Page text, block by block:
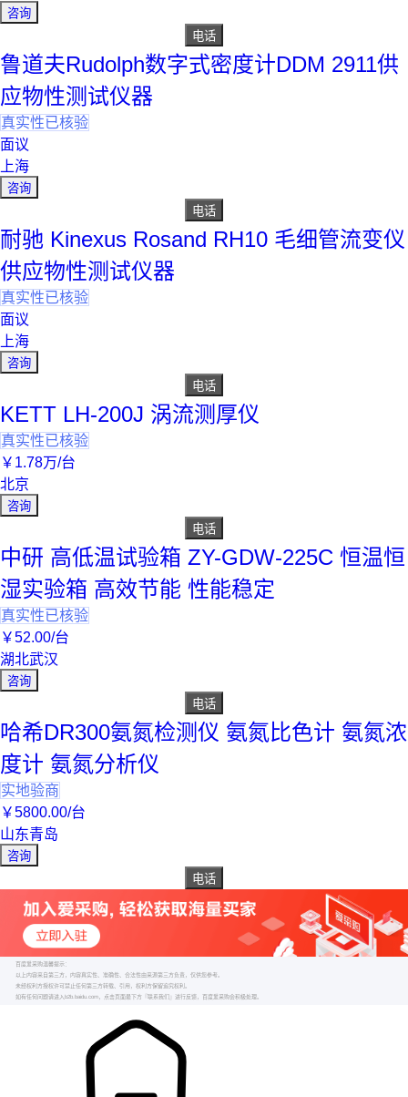
咨询
电话
鲁道夫Rudolph数字式密度计DDM 2911供
应物性测试仪器
真实性已核验
面议
上海
咨询
电话
耐驰 Kinexus Rosand RH10 毛细管流变仪
供应物性测试仪器
真实性已核验
面议
上海
咨询
电话
KETT LH-200J 涡流测厚仪
真实性已核验
￥ 1.78万/台
北京
咨询
电话
中研 高低温试验箱 ZY-GDW-225C 恒温恒
湿实验箱 高效节能 性能稳定
真实性已核验
￥52.00/台
湖北武汉
咨询
电话
哈希DR300氨氮检测仪 氨氮比色计 氨氮浓
度计 氨氮分析仪
实地验商
￥5800.00/台
山东青岛
咨询
电话
百度爱采购温馨提示：
以上内容来自第三方，内容真实性、准确性、合法性由来源第三方负责，仅供您参考。
未经权利方授权许可禁止任何第三方转载、引用，权利方保留追究权利。
如有任何问题请进入b2b.baidu.com，点击页面最下方『联系我们』进行反馈，百度爱采购会积极处理。